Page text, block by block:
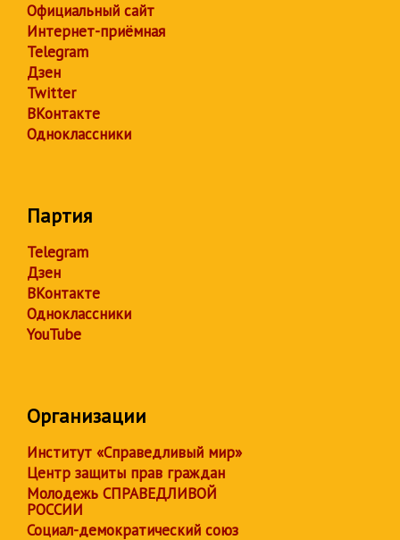
Официальный сайт
Интернет-приёмная
Telegram
Дзен
Twitter
ВКонтакте
Одноклассники
Партия
Telegram
Дзен
ВКонтакте
Одноклассники
YouTube
Организации
Институт «Справедливый мир»
Центр защиты прав граждан
Молодежь СПРАВЕДЛИВОЙ
РОССИИ
Социал-демократический союз